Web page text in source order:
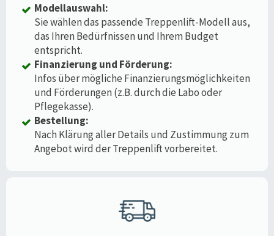
Modellauswahl:
Sie wählen das passende Treppenlift-Modell aus,
das Ihren Bedürfnissen und Ihrem Budget
entspricht.
Finanzierung und Förderung:
Infos über mögliche Finanzierungsmöglichkeiten
und Förderungen (z.B. durch die Labo oder
Pflegekasse).
Bestellung:
Nach Klärung aller Details und Zustimmung zum
Angebot wird der Treppenlift vorbereitet.